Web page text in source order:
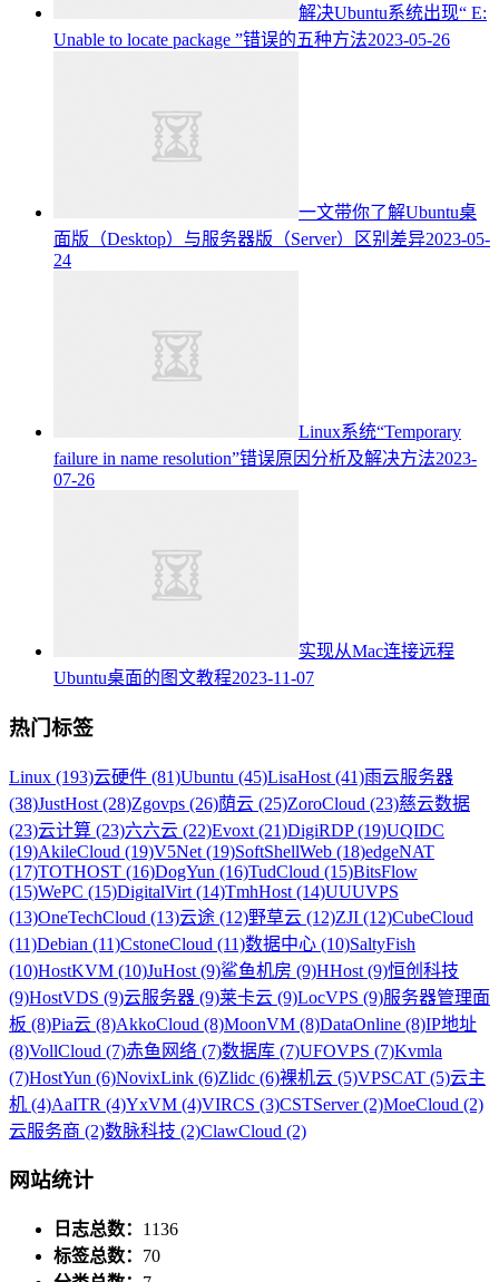
解决Ubuntu系统出现“ E:
Unable to locate package ”错误的五种方法2023-05-26
一文带你了解Ubuntu桌
面版（Desktop）与服务器版（Server）区别差异2023-05-
24
Linux系统“Temporary
failure in name resolution”错误原因分析及解决方法2023-
07-26
实现从Mac连接远程
Ubuntu桌面的图文教程2023-11-07
热门标签
Linux (193)云硬件 (81)Ubuntu (45)LisaHost (41)雨云服务器
(38)JustHost (28)Zgovps (26)荫云 (25)ZoroCloud (23)慈云数据
(23)云计算 (23)六六云 (22)Evoxt (21)DigiRDP (19)UQIDC
(19)AkileCloud (19)V5Net (19)SoftShellWeb (18)edgeNAT
(17)TOTHOST (16)DogYun (16)TudCloud (15)BitsFlow
(15)WePC (15)DigitalVirt (14)TmhHost (14)UUUVPS
(13)OneTechCloud (13)云途 (12)野草云 (12)ZJI (12)CubeCloud
(11)Debian (11)CstoneCloud (11)数据中心 (10)SaltyFish
(10)HostKVM (10)JuHost (9)鲨鱼机房 (9)HHost (9)恒创科技
(9)HostVDS (9)云服务器 (9)莱卡云 (9)LocVPS (9)服务器管理面
板 (8)Pia云 (8)AkkoCloud (8)MoonVM (8)DataOnline (8)IP地址
(8)VollCloud (7)赤鱼网络 (7)数据库 (7)UFOVPS (7)Kvmla
(7)HostYun (6)NovixLink (6)Zlidc (6)裸机云 (5)VPSCAT (5)云主
机 (4)AaITR (4)YxVM (4)VIRCS (3)CSTServer (2)MoeCloud (2)
云服务商 (2)数脉科技 (2)ClawCloud (2)
网站统计
日志总数： 1136
标签总数： 70